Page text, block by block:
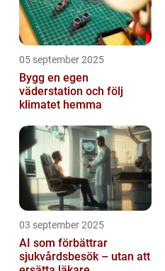
05 september 2025
Bygg en egen
väderstation och följ
klimatet hemma
03 september 2025
AI som förbättrar
sjukvårdsbesök – utan att